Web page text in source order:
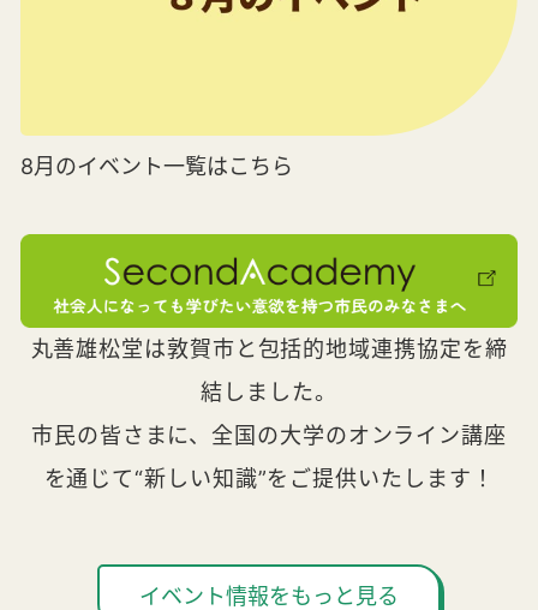
8月のイベント一覧はこちら
丸善雄松堂は敦賀市と包括的地域連携協定を締
結しました。
市民の皆さまに、全国の大学のオンライン講座
を通じて“新しい知識”をご提供いたします！
イベント情報をもっと見る